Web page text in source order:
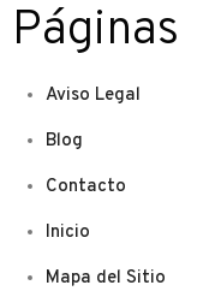
Páginas
Aviso Legal
Blog
Contacto
Inicio
Mapa del Sitio